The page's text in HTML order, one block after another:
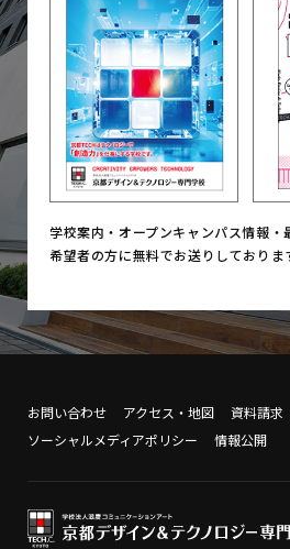
学校案内・オープンキャンパス情報・
希望者の方に無料でお送りしておりま
お問い合わせ アクセス・地図 資料請求
ソーシャルメディアポリシー
情報公開